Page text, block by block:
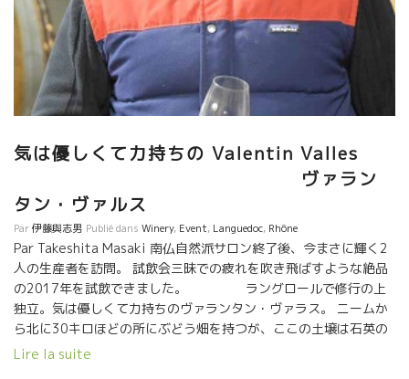
★Daniel Sage ダニエル・サージュ（北アルデッ
シュ） 最近のダニエルのワインは、自分が目指してきたスタイ
ルが完成しつつあるのではと思う。透き通るばかりの透明感、ス
ーット伸びてくる涼しいミネラル、やさしい果実味、バランスが
凄い。 熱狂的な自然派ワインのファンだったダニエル。自分の造
りたいスタイル、狙っていたスタイルは最初から決まっていたの
明確になったのだろう。凄いプレシジョンを感じる。
気は優しくて力持ちの Valentin Valles
ヴァラン
タン・ヴァルス
Par伊藤與志男 Publié dans Winery, Event, Languedoc, Rhône
Par Takeshita Masaki 南仏自然派サロン終了後、今まさに輝く2
人の生産者を訪問。 試飲会三昧での疲れを吹き飛ばすような絶品
の2017年を試飲できました。 ラングロールで修行の上
独立。気は優しくて力持ちのヴァランタン・ヴァラス。 ニームか
ら北に30キロほどの所にぶどう畑を持つが、ここの土壌は石英の
混ざる砂質土壌。 昔から、ラングドックの濃いワインの酸を与え
Lire la suite